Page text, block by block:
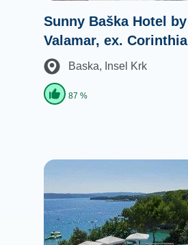
Sunny Baška Hotel by
Valamar, ex. Corinthia
Baska, Insel Krk
87 %